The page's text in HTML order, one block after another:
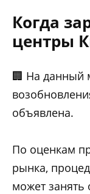
Когда
центры
🏢 На данный
объявлена.
По оценкам
рынка,
может занять